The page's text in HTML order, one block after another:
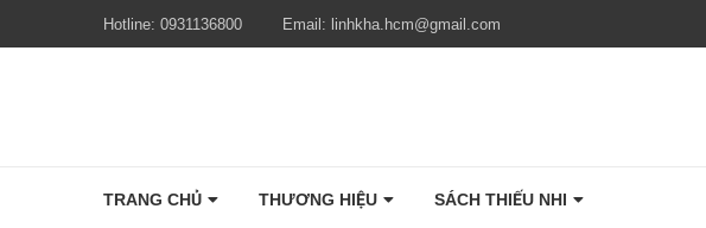
Hotline: 0931136800 Email: linhkha.hcm@gmail.com
TRANG CHỦ THƯƠNG HIỆU SÁCH THIẾU NHI